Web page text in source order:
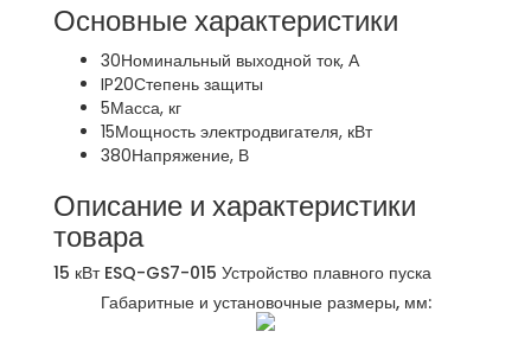
Основные характеристики
30Номинальный выходной ток, А
IP20Степень защиты
5Масса, кг
15Мощность электродвигателя, кВт
380Напряжение, В
Описание и характеристики
товара
15 кВт ESQ-GS7-015 Устройство плавного пуска
Габаритные и установочные размеры, мм: